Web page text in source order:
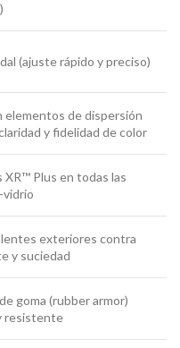
(ajuste rápido y preciso)
elementos de dispersión
y fidelidad de color
XR™ Plus en todas las
vidrio
exteriores contra
y suciedad
goma (rubber armor)
resistente